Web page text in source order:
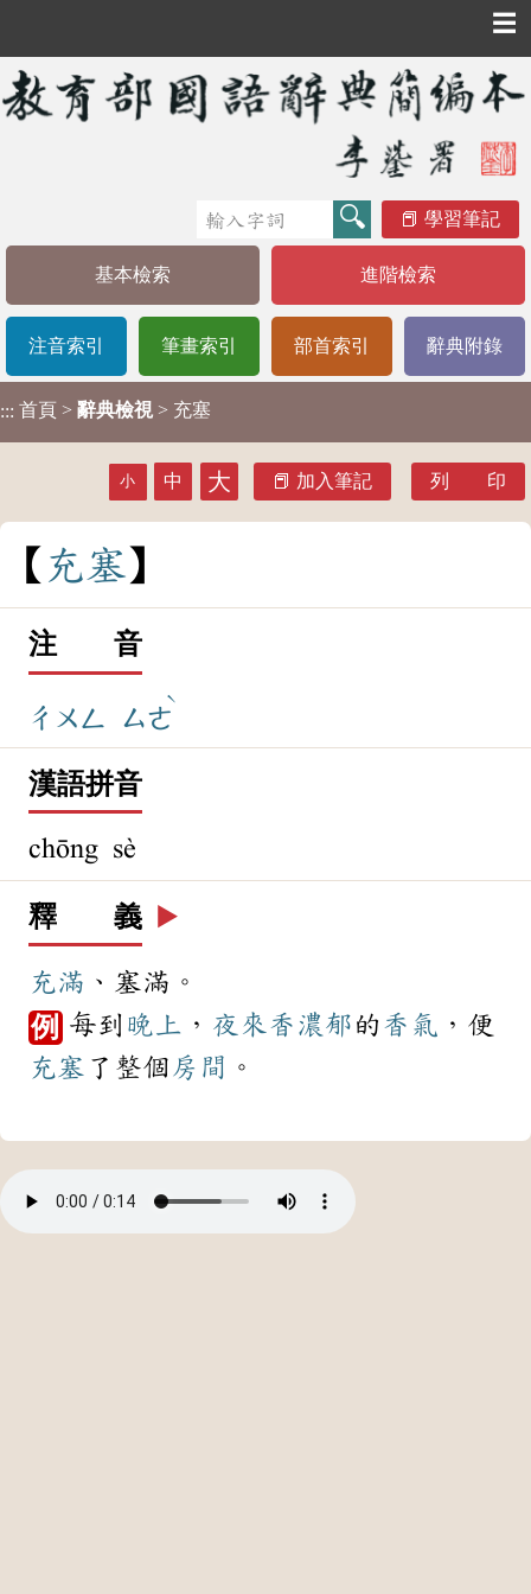
☰
學習筆記
基本檢索 進階檢索
注音索引 筆畫索引 部首索引 辭典附錄
::: 首頁 > 辭典檢視 > 充塞
小 中 大 加入筆記 列 印
充 塞
注 音
ㄔㄨㄥ ㄙㄜ
ˋ
漢語拼音
chōng sè
釋 義 ▶️
充滿 、塞滿。
例 每到 晚上 ， 夜來香 濃郁 的 香氣 ，便
充塞 了整個房間 。